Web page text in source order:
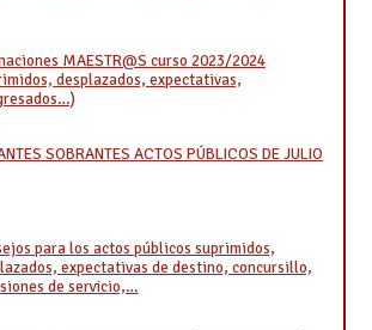
MAESTR@S curso 2023/2024
desplazados, expectativas,
SOBRANTES ACTOS PÚBLICOS DE JULIO
para los actos públicos suprimidos,
expectativas de destino, concursillo,
de servicio,…